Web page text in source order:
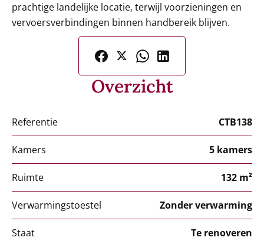
prachtige landelijke locatie, terwijl voorzieningen en
vervoersverbindingen binnen handbereik blijven.
Overzicht
Referentie CTB138
Kamers 5 kamers
Ruimte 132 m²
Verwarmingstoestel Zonder verwarming
Staat Te renoveren